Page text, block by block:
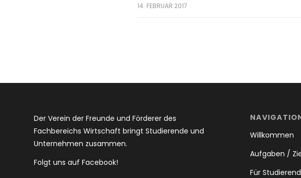
14. FEBRUAR 2017
Der Verein der Freunde und Förderer des
Fachbereichs Wirtschaft bringt Studierende und
Unternehmen zusammen.
Folgt uns auf Facebook!
Willkommen
Aufgaben /
Für